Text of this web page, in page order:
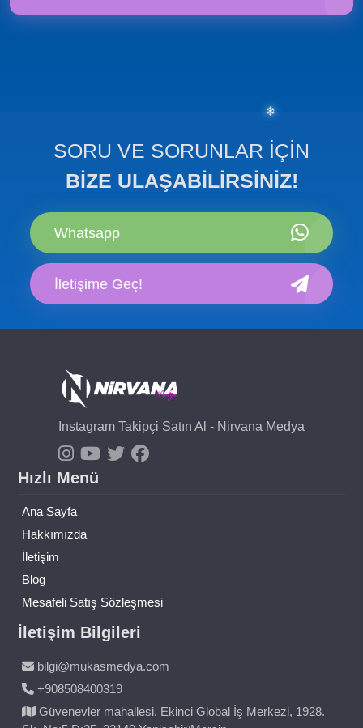
SORU VE SORUNLAR İÇİN
BİZE ULAŞABİLİRSİNİZ!
Whatsapp
İletişime Geç!
Instagram Takipçi Satın Al - Nirvana Medya
Hızlı Menü
Ana Sayfa
Hakkımızda
İletişim
Blog
Mesafeli Satış Sözleşmesi
İletişim Bilgileri
bilgi@mukasmedya.com
+908508400319
Güvenevler mahallesi, Ekinci Global İş Merkezi, 1928.
❄
❅